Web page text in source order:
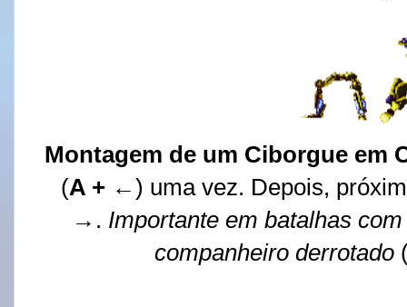
Montagem de um Ciborgue em
(A + ←) uma vez. Depois,
→. Importante em batalhas
companheiro derrotado